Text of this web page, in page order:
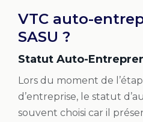
VTC auto-
SASU ?
Statut Auto-
Lors du moment de
d’entreprise, le statut
souvent choisi car il